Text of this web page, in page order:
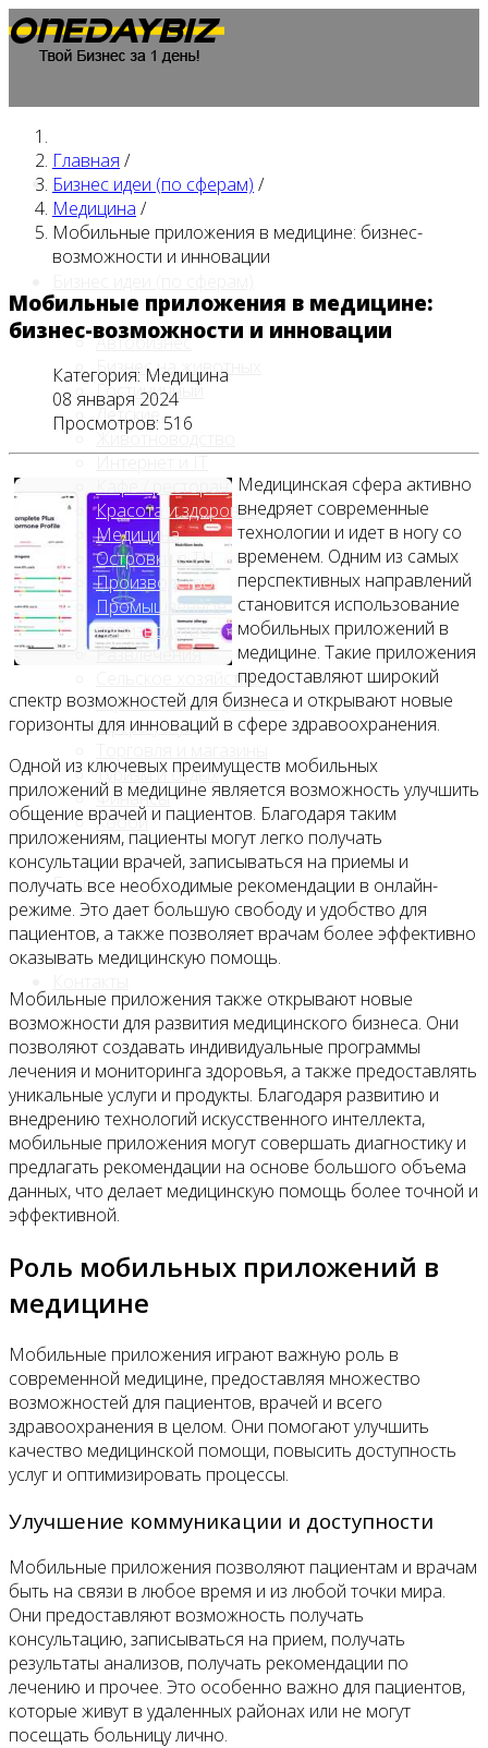
Главная
Автобизнес
Бизнес на животных
Гостиничный
Детские
Животноводство
Кафе / ресторан
Красота и здоровье
Медицина
Островки в ТЦ
Производство
Промышленное
производство
Развлечения
Сельское хозяйство
Строительство, ремонт
Сфера услуг
Туризм и отдых
Финансы
Хобби
Блог
Главная /
Бизнес идеи (по сферам) /
Медицина /
Мобильные приложения в медицине: бизнес-
возможности и инновации
Мобильные приложения в медицине:
бизнес-возможности и инновации
Категория: Медицина
08 января 2024
Просмотров: 516
Медицинская сфера активно
внедряет современные
технологии и идет в ногу со
временем. Одним из самых
перспективных направлений
становится использование
мобильных приложений в
медицине. Такие приложения
предоставляют широкий
спектр возможностей для бизнеса и открывают новые
горизонты для инноваций в сфере здравоохранения.
Одной из ключевых преимуществ мобильных
приложений в медицине является возможность улучшить
общение врачей и пациентов. Благодаря таким
приложениям, пациенты могут легко получать
консультации врачей, записываться на приемы и
получать все необходимые рекомендации в онлайн-
режиме. Это дает большую свободу и удобство для
пациентов, а также позволяет врачам более эффективно
оказывать медицинскую помощь.
Мобильные приложения также открывают новые
возможности для развития медицинского бизнеса. Они
позволяют создавать индивидуальные программы
лечения и мониторинга здоровья, а также предоставлять
уникальные услуги и продукты. Благодаря развитию и
внедрению технологий искусственного интеллекта,
мобильные приложения могут совершать диагностику и
предлагать рекомендации на основе большого объема
данных, что делает медицинскую помощь более точной и
эффективной.
Роль мобильных приложений в
медицине
Мобильные приложения играют важную роль в
современной медицине, предоставляя множество
возможностей для пациентов, врачей и всего
здравоохранения в целом. Они помогают улучшить
качество медицинской помощи, повысить доступность
услуг и оптимизировать процессы.
Улучшение коммуникации и доступности
Мобильные приложения позволяют пациентам и врачам
быть на связи в любое время и из любой точки мира.
Они предоставляют возможность получать
консультацию, записываться на прием, получать
результаты анализов, получать рекомендации по
лечению и прочее. Это особенно важно для пациентов,
которые живут в удаленных районах или не могут
посещать больницу лично.